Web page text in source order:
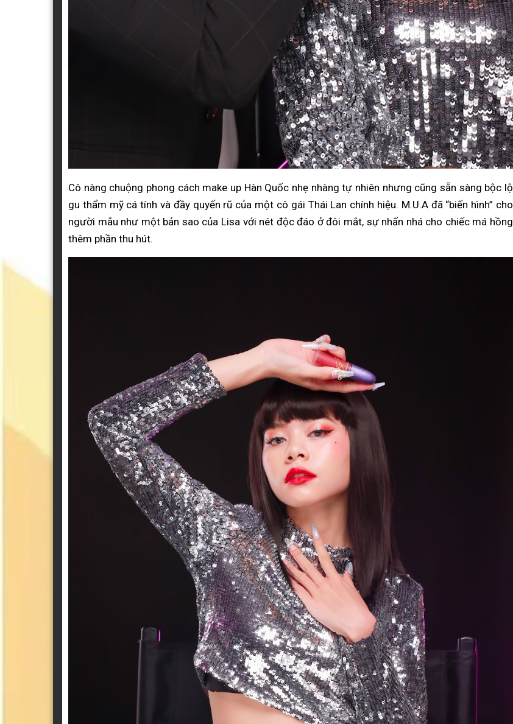
Cô nàng chuộng phong cách make up Hàn Quốc nhẹ nhàng tự nhiên nhưng cũng sẵn sàng bộc lộ
gu thẩm mỹ cá tính và đầy quyến rũ của một cô gái Thái Lan chính hiệu. M.U.A đã “biến hình” cho
người mẫu như một bản sao của Lisa với nét độc đáo ở đôi mắt, sự nhấn nhá cho chiếc má hồng
thêm phần thu hút.